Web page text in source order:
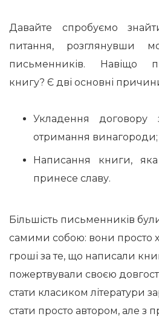
Давайте спробуємо
питання, розглянувши
письменників. Навіщо
книгу? Є дві основні
Укладення договору
отримання винагороди;
Написання книги,
принесе славу.
Більшість письменників
самими собою: вони просто
гроші за те, що написали
пожертвували своєю
стати класиком літератури
стати просто автором, але з